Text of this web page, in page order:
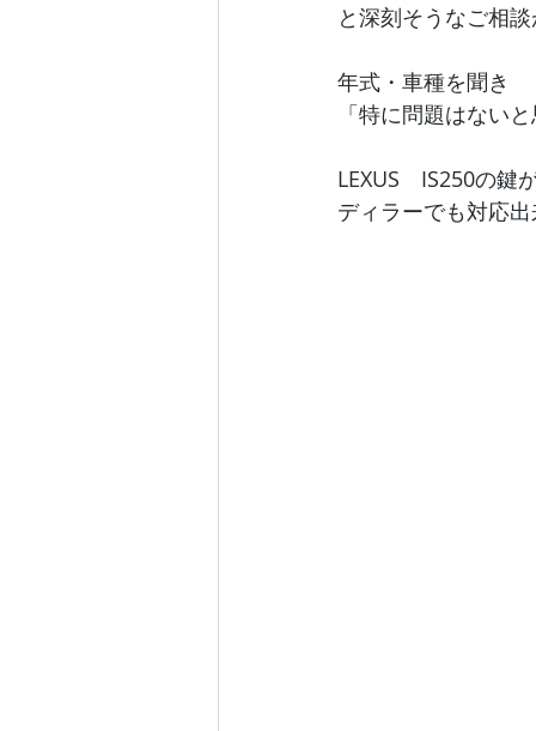
と深刻そうなご相談
年式・車種を聞き
「特に問題はない
LEXUS　IS250の鍵
ディラーでも対応